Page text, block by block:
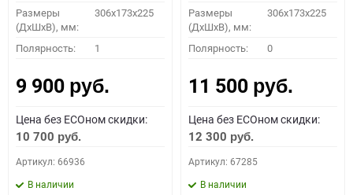
Размеры
(ДхШхВ), мм:
306x173x225
Полярность: 1
9 900 руб.
Цена без ECOном скидки:
10 700 руб.
Артикул: 66936
В наличии
Размеры
(ДхШхВ), мм:
306x173x225
Полярность: 0
11 500 руб.
Цена без ECOном скидки:
12 300 руб.
Артикул: 67285
В наличии